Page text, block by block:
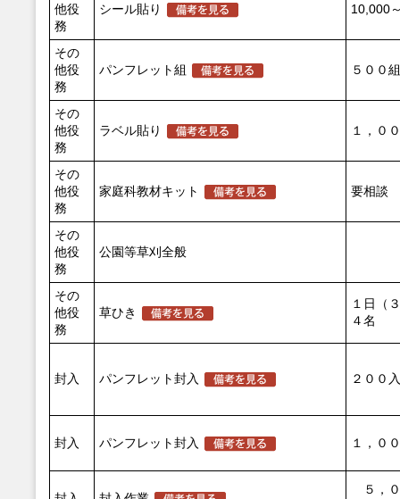
他役
務
シール貼り 10,000
その
他役
務
パンフレット組 ５００
その
他役
務
ラベル貼り １，０
その
他役
務
家庭科教材キット 要相談
その
他役
務
公園等草刈全般
その
他役
務
草ひき
１日（
４名
封入 パンフレット封入 ２００
封入 パンフレット封入 １，０
５，